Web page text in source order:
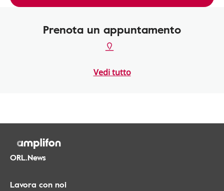
Prenota un appuntamento
Vedi tutto
ORL.News
Lavora con noi